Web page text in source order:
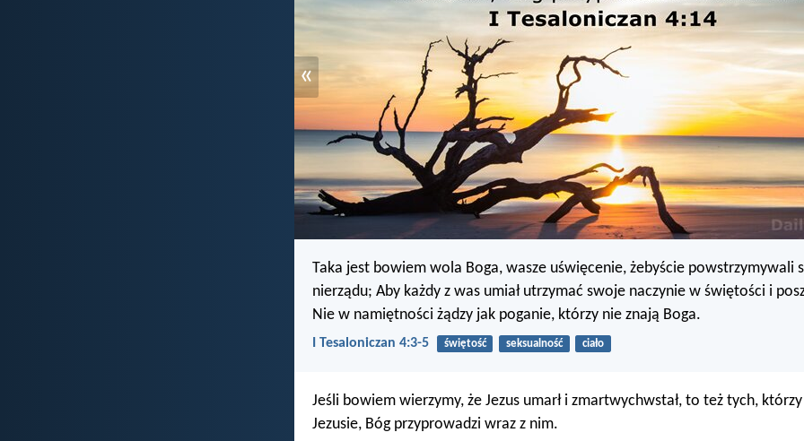
«
Taka jest bowiem wola Boga, wasze uświęcenie, żebyście powstrzymywali
nierządu; Aby każdy z was umiał utrzymać swoje naczynie w świętości i
Nie w namiętności żądzy jak poganie, którzy nie znają Boga.
I Tesaloniczan 4:3-5 świętość seksualność ciało
Jeśli bowiem wierzymy, że Jezus umarł i zmartwychwstał, to też tych,
Jezusie, Bóg przyprowadzi wraz z nim.